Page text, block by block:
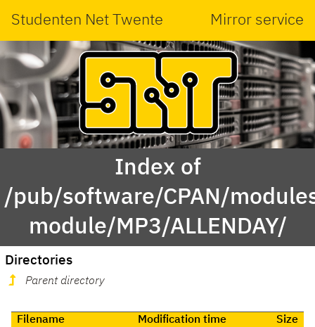
Studenten Net Twente Mirror service
Index of
/pub/software/CPAN/
module/MP3/ALLENDAY/
Directories
Parent directory
Filename Modification time
Size